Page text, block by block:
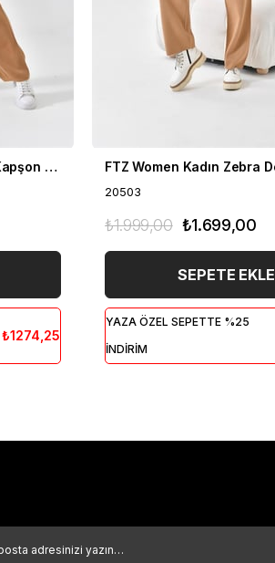
FTZ Women Kadın Fermuar Kapşon Detay İkili Takım Bisküvi 21-6038
₺1274,25
20503
₺1.699,00
₺1.999,00
SEPETE EKLE
YAZA ÖZEL SEPETTE %25
İNDİRİM